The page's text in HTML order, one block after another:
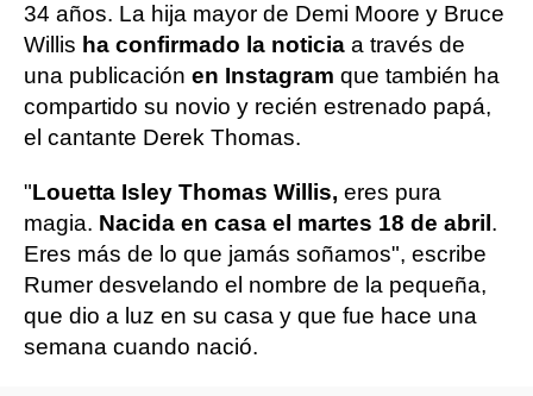
34 años. La hija mayor de Demi Moore y Bruce
Willis ha confirmado la noticia a través de
una publicación en Instagram que también ha
compartido su novio y recién estrenado papá,
el cantante Derek Thomas.
"Louetta Isley Thomas Willis, eres pura
magia. Nacida en casa el martes 18 de abril .
Eres más de lo que jamás soñamos", escribe
Rumer desvelando el nombre de la pequeña,
que dio a luz en su casa y que fue hace una
semana cuando nació.